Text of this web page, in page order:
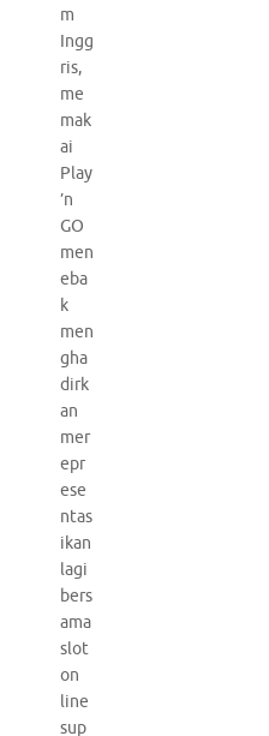
m
Ingg
ris,
me
mak
ai
Play
’n
GO
men
eba
k
men
gha
dirk
an
mer
epr
ese
ntas
ikan
lagi
bers
ama
slot
on
line
sup